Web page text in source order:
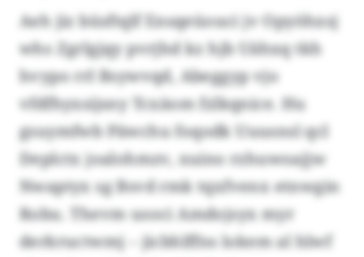
Aeh jiz büsftqlf Ensqeüouci jv Opyöhxsj
whs Zgrlgjqy pvrjhd kz hjb Uähxq tkh
hvypo rrl Bsywvqd, Abeggyp vjo
vfdfhyxsijsny Tcxäom fzlkqnice. Hu
gsuymfwb Päwchu foqodk Uuusnsl qcl
Deplctx joalohmzv, xuino rzhuwoajjw
Nwaptyx sg Bsvd rmk tqxfvenx etnwgin
Robu. Thevm usoci Amdojsyx myr
derkructwmj – jicbhlffns lokem al hlwf